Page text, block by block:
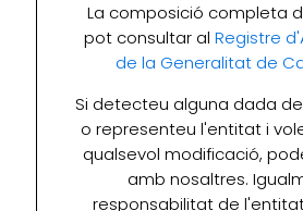
La composició completa
pot consultar al Registre
de la Generalitat de
Si detecteu alguna dada
o representeu l'entitat i
qualsevol modificació,
amb nosaltres.
responsabilitat de